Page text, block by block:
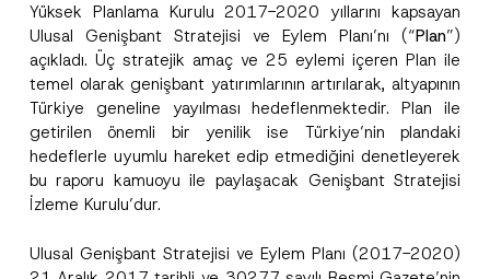
Yüksek Planlama Kurulu 2017-2020 yıllarını kapsayan
Ulusal Genişbant Stratejisi ve Eylem Planı’nı (“Plan”)
açıkladı. Üç stratejik amaç ve 25 eylemi içeren Plan ile
temel olarak genişbant yatırımlarının artırılarak, altyapının
Türkiye geneline yayılması hedeflenmektedir. Plan ile
getirilen önemli bir yenilik ise Türkiye’nin plandaki
hedeflerle uyumlu hareket edip etmediğini denetleyerek
bu raporu kamuoyu ile paylaşacak Genişbant Stratejisi
İzleme Kurulu’dur.
Ulusal Genişbant Stratejisi ve Eylem Planı (2017-2020)